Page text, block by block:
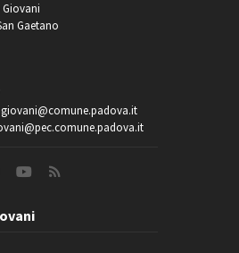
Gaetano